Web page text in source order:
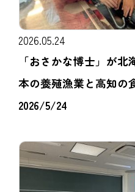
2026.05.24
「おさかな博士」が
本の養殖漁業と高知の
2026/5/24